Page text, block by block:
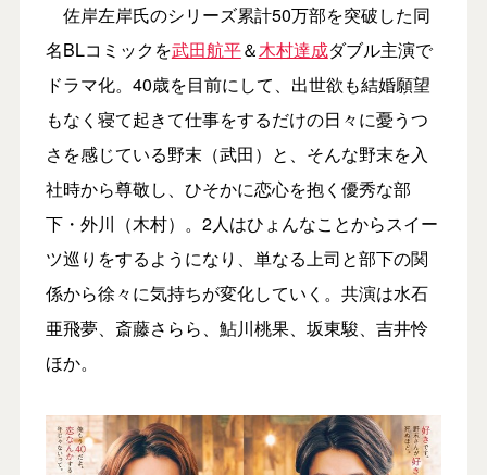
佐岸左岸氏のシリーズ累計50万部を突破した同
名BLコミックを武田航平＆木村達成ダブル主演で
ドラマ化。40歳を目前にして、出世欲も結婚願望
もなく寝て起きて仕事をするだけの日々に憂うつ
さを感じている野末（武田）と、そんな野末を入
社時から尊敬し、ひそかに恋心を抱く優秀な部
下・外川（木村）。2人はひょんなことからスイー
ツ巡りをするようになり、単なる上司と部下の関
係から徐々に気持ちが変化していく。共演は水石
亜飛夢、斎藤さらら、鮎川桃果、坂東駿、吉井怜
ほか。